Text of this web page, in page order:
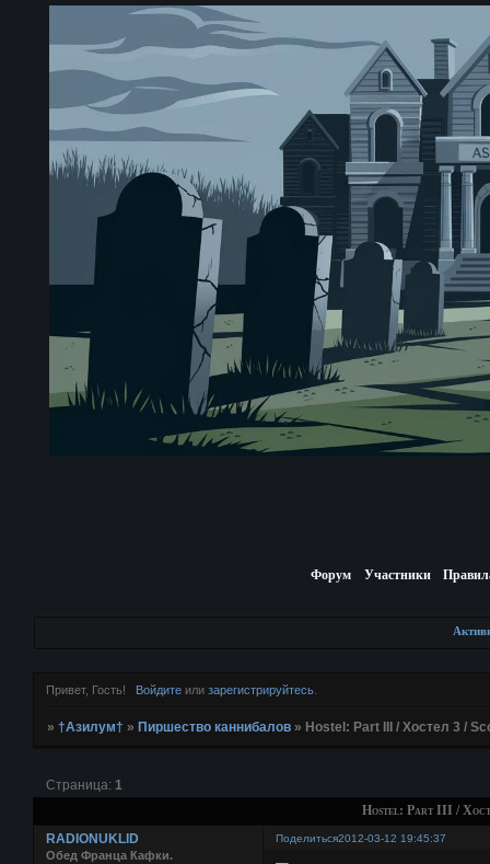
Форум Участники
Привет, Гость! Войдитеили зарегистрируйтесь.
»†Азилум† »Пиршество каннибалов » Hostel: Part III / Хостел 3 /
Hostel: Part III /
Страница: 1
Поделиться2012-03-12 19:45:37
RADIONUKLID
Обед Франца Кафки.